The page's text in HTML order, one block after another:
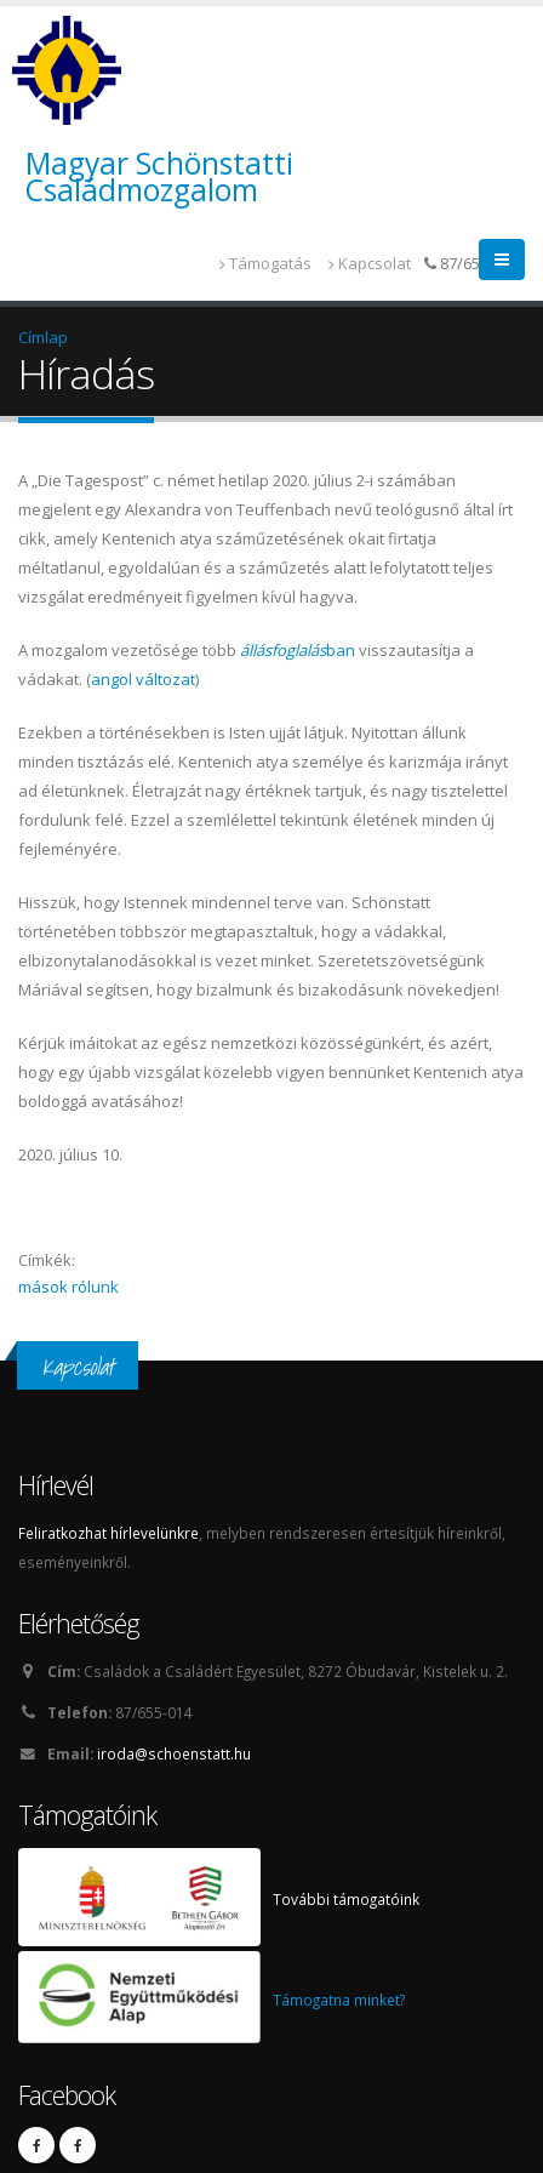
Magyar Schönstatti
Családmozgalom
Támogatás Kapcsolat 87/655-014
Címlap
Híradás
A „Die Tagespost” c. német hetilap 2020. július 2-i számában
megjelent egy Alexandra von Teuffenbach nevű teológusnő által írt
cikk, amely Kentenich atya száműzetésének okait firtatja
méltatlanul, egyoldalúan és a száműzetés alatt lefolytatott teljes
vizsgálat eredményeit figyelmen kívül hagyva.
A mozgalom vezetősége több állásfoglalásban visszautasítja a
vádakat. (angol változat)
Ezekben a történésekben is Isten ujját látjuk. Nyitottan állunk
minden tisztázás elé. Kentenich atya személye és karizmája irányt
ad életünknek. Életrajzát nagy értéknek tartjuk, és nagy tisztelettel
fordulunk felé. Ezzel a szemlélettel tekintünk életének minden új
fejleményére.
Hisszük, hogy Istennek mindennel terve van. Schönstatt
történetében többször megtapasztaltuk, hogy a vádakkal,
elbizonytalanodásokkal is vezet minket. Szeretetszövetségünk
Máriával segítsen, hogy bizalmunk és bizakodásunk növekedjen!
Kérjük imáitokat az egész nemzetközi közösségünkért, és azért,
hogy egy újabb vizsgálat közelebb vigyen bennünket Kentenich atya
boldoggá avatásához!
2020. július 10.
Címkék:
mások rólunk
Kapcsolat
Hírlevél
Feliratkozhat hírlevelünkre , melyben rendszeresen értesítjük híreinkről,
eseményeinkről.
Elérhetőség
Cím: Családok a Családért Egyesület, 8272 Óbudavár, Kistelek u. 2.
Telefon: 87/655-014
Email: iroda@schoenstatt.hu
Támogatóink
További támogatóink
Támogatna minket?
Facebook